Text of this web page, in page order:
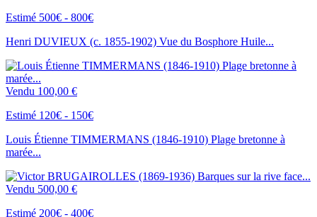
Estimé 500€ - 800€
Henri DUVIEUX (c. 1855-1902) Vue du Bosphore Huile...
Vendu 100,00 €
Estimé 120€ - 150€
Louis Étienne TIMMERMANS (1846-1910) Plage bretonne à
marée...
Vendu 500,00 €
Estimé 200€ - 400€